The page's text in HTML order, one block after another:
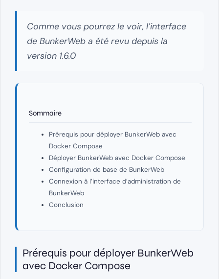
Comme vous pourrez le voir, l’interface
de BunkerWeb a été revu depuis la
version 1.6.0
Sommaire
Prérequis pour déployer BunkerWeb avec
Docker Compose
Déployer BunkerWeb avec Docker Compose
Configuration de base de BunkerWeb
Connexion à l’interface d’administration de
BunkerWeb
Conclusion
Prérequis pour déployer BunkerWeb
avec Docker Compose